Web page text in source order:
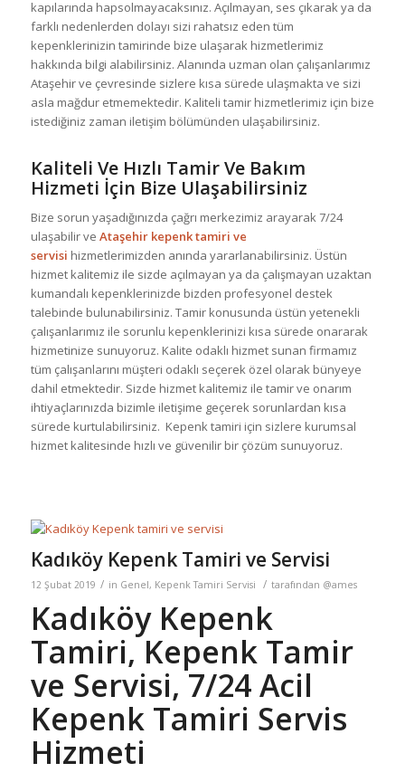
kapılarında hapsolmayacaksınız. Açılmayan, ses çıkarak ya da
farklı nedenlerden dolayı sizi rahatsız eden tüm
kepenklerinizin tamirinde bize ulaşarak hizmetlerimiz
hakkında bilgi alabilirsiniz. Alanında uzman olan çalışanlarımız
Ataşehir ve çevresinde sizlere kısa sürede ulaşmakta ve sizi
asla mağdur etmemektedir. Kaliteli tamir hizmetlerimiz için bize
istediğiniz zaman iletişim bölümünden ulaşabilirsiniz.
Kaliteli Ve Hızlı Tamir Ve Bakım
Hizmeti İçin Bize Ulaşabilirsiniz
Bize sorun yaşadığınızda çağrı merkezimiz arayarak 7/24
ulaşabilir ve Ataşehir kepenk tamiri ve
servisi hizmetlerimizden anında yararlanabilirsiniz. Üstün
hizmet kalitemiz ile sizde açılmayan ya da çalışmayan uzaktan
kumandalı kepenklerinizde bizden profesyonel destek
talebinde bulunabilirsiniz. Tamir konusunda üstün yetenekli
çalışanlarımız ile sorunlu kepenklerinizi kısa sürede onararak
hizmetinize sunuyoruz. Kalite odaklı hizmet sunan firmamız
tüm çalışanlarını müşteri odaklı seçerek özel olarak bünyeye
dahil etmektedir. Sizde hizmet kalitemiz ile tamir ve onarım
ihtiyaçlarınızda bizimle iletişime geçerek sorunlardan kısa
sürede kurtulabilirsiniz. Kepenk tamiri için sizlere kurumsal
hizmet kalitesinde hızlı ve güvenilir bir çözüm sunuyoruz.
Kadıköy Kepenk Tamiri ve Servisi
12 Şubat 2019 / in Genel, Kepenk Tamiri Servisi / tarafından @ames
Kadıköy Kepenk
Tamiri, Kepenk Tamir
ve Servisi, 7/24 Acil
Kepenk Tamiri Servis
Hizmeti